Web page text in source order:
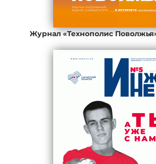
Журнал «Технополис